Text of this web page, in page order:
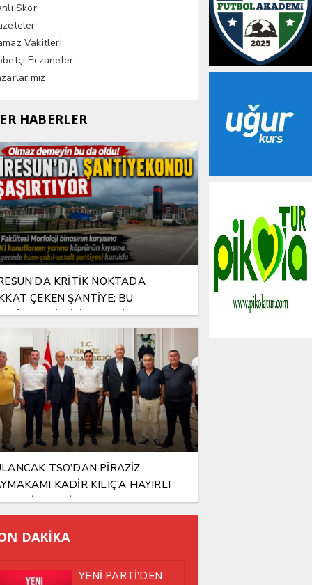
Skor
Vakitleri
Eczaneler
HABERLER
KRİTİK NOKTADA
ÇEKEN ŞANTİYE: BU
KİM İZİN VERDİ?
TSO’DAN PİRAZİZ
KADİR KILIÇ’A HAYIRLI
ZİYARETİ
DAKİKA
YENİ PARTİ’DEN